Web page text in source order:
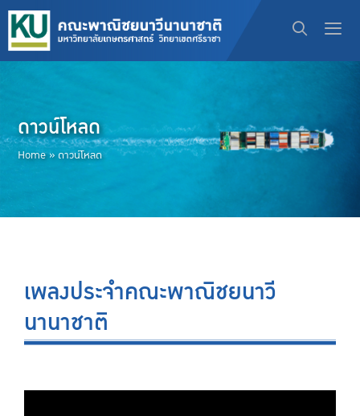
ดาวน์โหลด
Home » ดาวน์โหลด
เพลงประจำคณะพาณิชยนาวี
นานาชาติ